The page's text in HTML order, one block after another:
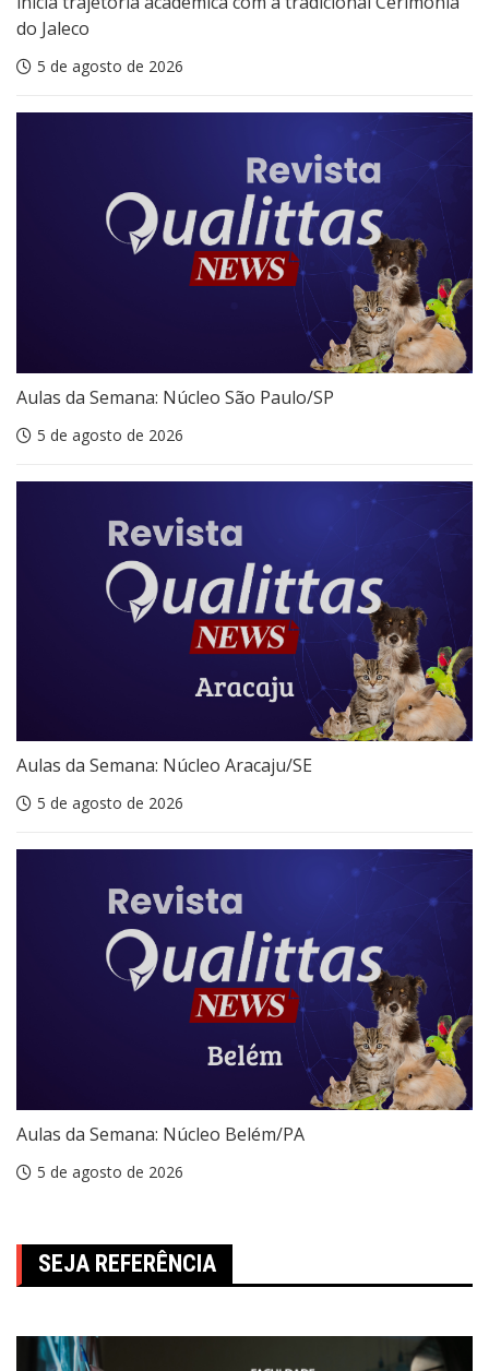
do Jaleco
5 de agosto de 2026
Aulas da Semana: Núcleo São Paulo/SP
5 de agosto de 2026
Aulas da Semana: Núcleo Aracaju/SE
5 de agosto de 2026
Aulas da Semana: Núcleo Belém/PA
5 de agosto de 2026
SEJA REFERÊNCIA